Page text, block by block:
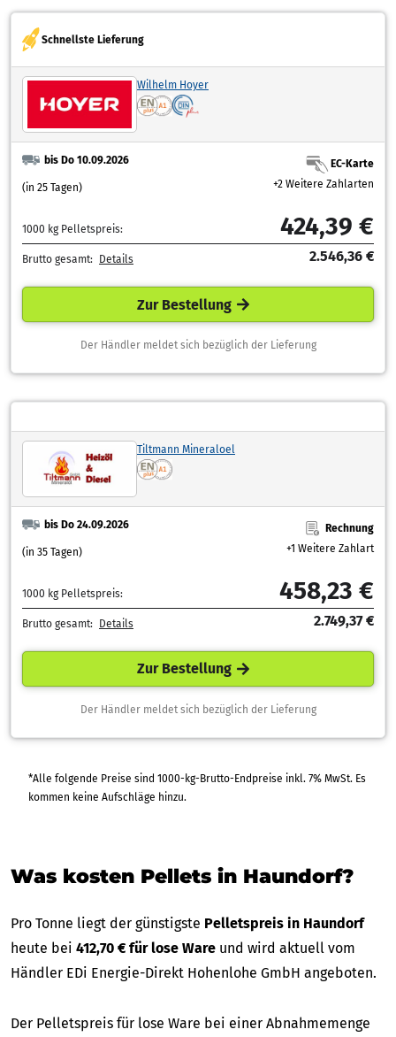
Schnellste Lieferung
Wilhelm Hoyer
bis Do 10.09.2026
(in 25 Tagen)
EC-Karte
+2 Weitere Zahlarten
1000 kg Pelletspreis: 424,39 €
Brutto gesamt: Details 2.546,36 €
Zur Bestellung
Der Händler meldet sich bezüglich der Lieferung
Tiltmann Mineraloel
bis Do 24.09.2026
(in 35 Tagen)
Rechnung
+1 Weitere Zahlart
1000 kg Pelletspreis: 458,23 €
Brutto gesamt: Details 2.749,37 €
Zur Bestellung
Der Händler meldet sich bezüglich der Lieferung
*Alle folgende Preise sind 1000-kg-Brutto-Endpreise inkl. 7% MwSt. Es
kommen keine Aufschläge hinzu.
Was kosten Pellets in Haundorf?
Pro Tonne liegt der günstigste Pelletspreis in Haundorf
heute bei 412,70 € für lose Ware und wird aktuell vom
Händler EDi Energie-Direkt Hohenlohe GmbH angeboten.
Der Pelletspreis für lose Ware bei einer Abnahmemenge